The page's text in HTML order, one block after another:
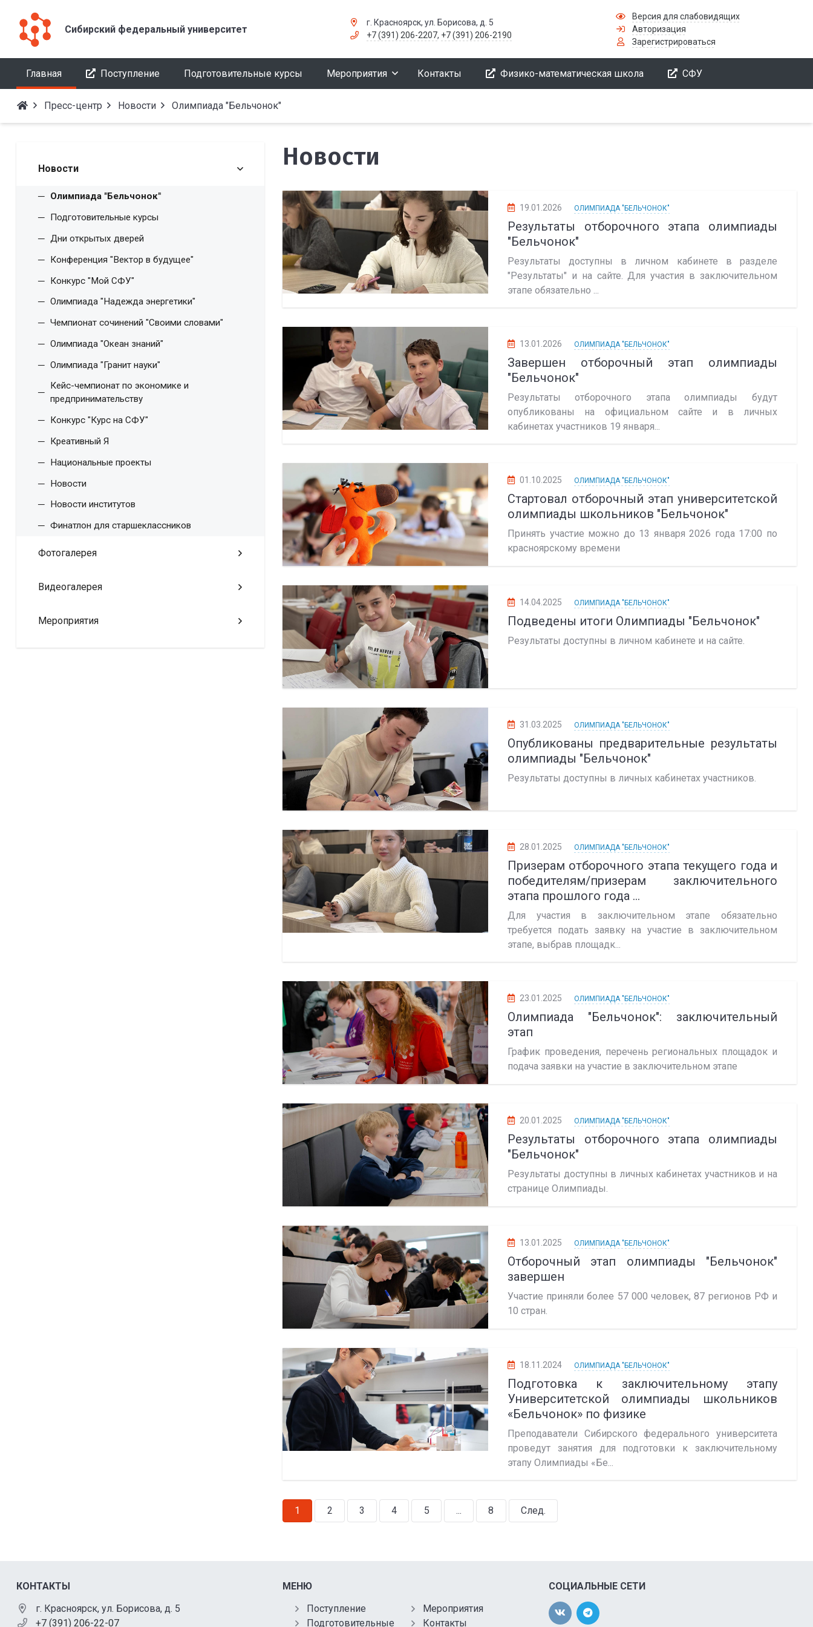
Сибирский федеральный университет
г. Красноярск, ул. Борисова, д. 5
+7 (391) 206-2207, +7 (391) 206-2190
Версия для слабовидящих
Авторизация
Зарегистрироваться
Главная Поступление Подготовительные курсы Мероприятия Контакты Физико-математическая школа СФУ
Пресс-центр Новости Олимпиада "Бельчонок"
Новости
Олимпиада "Бельчонок"
Подготовительные курсы
Дни открытых дверей
Конференция "Вектор в будущее"
Конкурс "Мой СФУ"
Олимпиада "Надежда энергетики"
Чемпионат сочинений "Своими словами"
Олимпиада "Океан знаний"
Олимпиада "Гранит науки"
Кейс-чемпионат по экономике и
предпринимательству
Конкурс "Курс на СФУ"
Креативный Я
Национальные проекты
Новости
Новости институтов
Финатлон для старшеклассников
Фотогалерея
Видеогалерея
Мероприятия
Новости
19.01.2026 ОЛИМПИАДА "БЕЛЬЧОНОК"
Результаты отборочного этапа олимпиады
"Бельчонок"
Результаты доступны в личном кабинете в разделе
"Результаты" и на сайте. Для участия в заключительном
этапе обязательно ...
13.01.2026 ОЛИМПИАДА "БЕЛЬЧОНОК"
Завершен отборочный этап олимпиады
"Бельчонок"
Результаты отборочного этапа олимпиады будут
опубликованы на официальном сайте и в личных
кабинетах участников 19 января...
01.10.2025 ОЛИМПИАДА "БЕЛЬЧОНОК"
Стартовал отборочный этап университетской
олимпиады школьников "Бельчонок"
Принять участие можно до 13 января 2026 года 17:00 по
красноярскому времени
14.04.2025 ОЛИМПИАДА "БЕЛЬЧОНОК"
Подведены итоги Олимпиады "Бельчонок"
Результаты доступны в личном кабинете и на сайте.
31.03.2025 ОЛИМПИАДА "БЕЛЬЧОНОК"
Опубликованы предварительные результаты
олимпиады "Бельчонок"
Результаты доступны в личных кабинетах участников.
28.01.2025 ОЛИМПИАДА "БЕЛЬЧОНОК"
Призерам отборочного этапа текущего года и
победителям/призерам заключительного
этапа прошлого года ...
Для участия в заключительном этапе обязательно
требуется подать заявку на участие в заключительном
этапе, выбрав площадк...
23.01.2025 ОЛИМПИАДА "БЕЛЬЧОНОК"
Олимпиада "Бельчонок": заключительный
этап
График проведения, перечень региональных площадок и
подача заявки на участие в заключительном этапе
20.01.2025 ОЛИМПИАДА "БЕЛЬЧОНОК"
Результаты отборочного этапа олимпиады
"Бельчонок"
Результаты доступны в личных кабинетах участников и на
странице Олимпиады.
13.01.2025 ОЛИМПИАДА "БЕЛЬЧОНОК"
Отборочный этап олимпиады "Бельчонок"
завершен
Участие приняли более 57 000 человек, 87 регионов РФ и
10 стран.
18.11.2024 ОЛИМПИАДА "БЕЛЬЧОНОК"
Подготовка к заключительному этапу
Университетской олимпиады школьников
«Бельчонок» по физике
Преподаватели Сибирского федерального университета
проведут занятия для подготовки к заключительному
этапу Олимпиады «Бе...
1 2 3 4 5 ... 8 След.
КОНТАКТЫ
г. Красноярск, ул. Борисова, д. 5
+7 (391) 206-22-07
МЕНЮ
Поступление
Мероприятия
Подготовительные
Контакты
СОЦИАЛЬНЫЕ СЕТИ